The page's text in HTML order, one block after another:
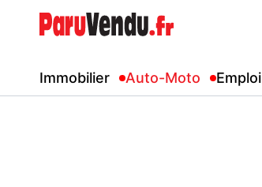
Immobilier Auto-Moto Emploi